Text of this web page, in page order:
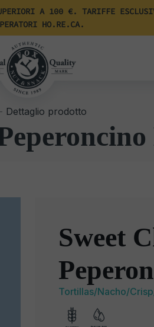
A 100 €. TARIFFE
HO.RE.CA.
Dettaglio prodotto
Sweet
Tortillas/Nacho/